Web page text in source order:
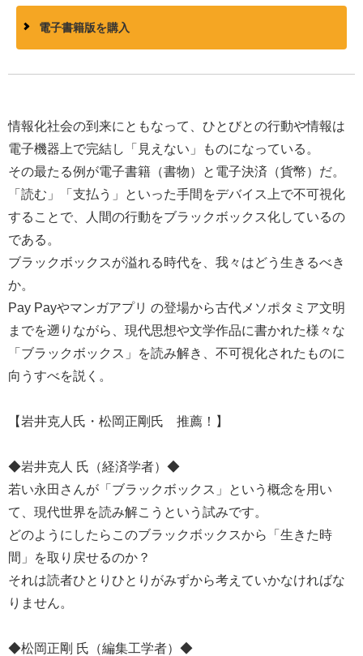
電子書籍版を購入
情報化社会の到来にともなって、ひとびとの行動や情報は
電子機器上で完結し「見えない」ものになっている。
その最たる例が電子書籍（書物）と電子決済（貨幣）だ。
「読む」「支払う」といった手間をデバイス上で不可視化
することで、人間の行動をブラックボックス化しているの
である。
ブラックボックスが溢れる時代を、我々はどう生きるべき
か。
Pay Payやマンガアプリ の登場から古代メソポタミア文明
までを遡りながら、現代思想や文学作品に書かれた様々な
「ブラックボックス」を読み解き、不可視化されたものに
向うすべを説く。
【岩井克人氏・松岡正剛氏 推薦！】
◆岩井克人 氏（経済学者）◆
若い永田さんが「ブラックボックス」という概念を用い
て、現代世界を読み解こうという試みです。
どのようにしたらこのブラックボックスから「生きた時
間」を取り戻せるのか？
それは読者ひとりひとりがみずから考えていかなければな
りません。
◆松岡正剛 氏（編集工学者）◆